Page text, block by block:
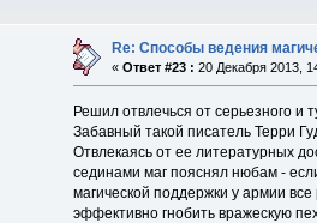
Re: Способы ведения
«Ответ #23 : 20 Декабря 2013,
Решил отвлечься от серьезного и
Забавный такой писатель Терри
Отвлекаясь от ее литературных
сединами маг пояснял нюбам -
магической поддержки у армии
эффективно гнобить вражескую